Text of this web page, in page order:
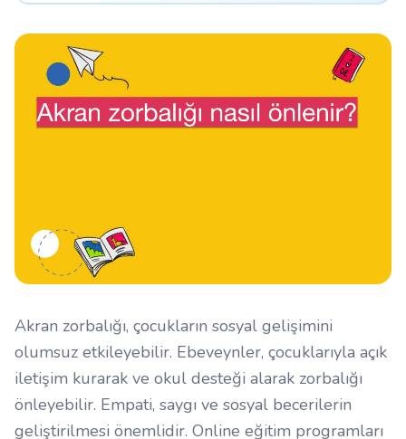
Akran zorbalığı, çocukların sosyal gelişimini
olumsuz etkileyebilir. Ebeveynler, çocuklarıyla açık
iletişim kurarak ve okul desteği alarak zorbalığı
önleyebilir. Empati, saygı ve sosyal becerilerin
geliştirilmesi önemlidir. Online eğitim programları